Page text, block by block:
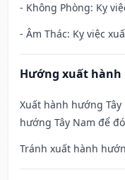
- Không Phòng: Kỵ
- Âm Thác: Kỵ việc
Hướng xuất hành
Xuất hành hướng Tây
hướng Tây Nam để
Tránh xuất hành